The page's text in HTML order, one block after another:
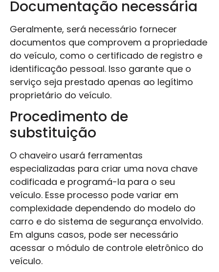
Documentação necessária
Geralmente, será necessário fornecer
documentos que comprovem a propriedade
do veículo, como o certificado de registro e
identificação pessoal. Isso garante que o
serviço seja prestado apenas ao legítimo
proprietário do veículo.
Procedimento de
substituição
O chaveiro usará ferramentas
especializadas para criar uma nova chave
codificada e programá-la para o seu
veículo. Esse processo pode variar em
complexidade dependendo do modelo do
carro e do sistema de segurança envolvido.
Em alguns casos, pode ser necessário
acessar o módulo de controle eletrônico do
veículo.